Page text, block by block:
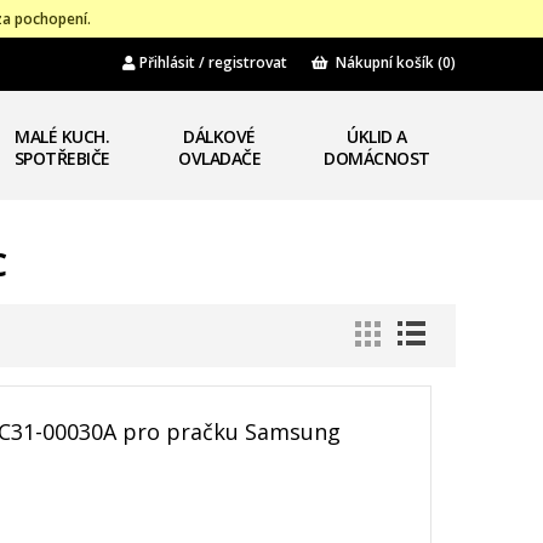
pochopení.
Přihlásit / registrovat Nákupní košík(0)
MALÉ KUCH.
SPOTŘEBIČE
DÁLKOVÉ
OVLADAČE
ÚKLID A
DOMÁCNOST
00030A pro pračku Samsung